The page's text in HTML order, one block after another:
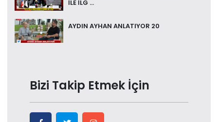
İLE İLG ...
AYDIN AYHAN ANLATIYOR 20
Bizi Takip Etmek İçin